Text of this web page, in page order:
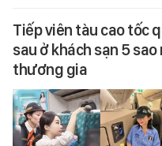
Tiếp viên tàu cao tốc
sau ở khách sạn 5
thương gia